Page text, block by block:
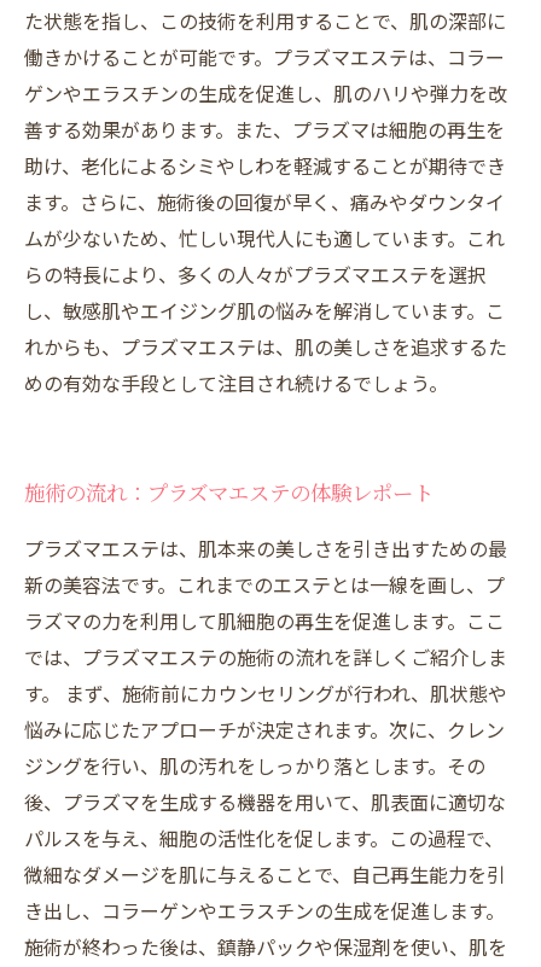
た状態を指し、この技術を利用することで、肌の深部に
働きかけることが可能です。プラズマエステは、コラー
ゲンやエラスチンの生成を促進し、肌のハリや弾力を改
善する効果があります。また、プラズマは細胞の再生を
助け、老化によるシミやしわを軽減することが期待でき
ます。さらに、施術後の回復が早く、痛みやダウンタイ
ムが少ないため、忙しい現代人にも適しています。これ
らの特長により、多くの人々がプラズマエステを選択
し、敏感肌やエイジング肌の悩みを解消しています。こ
れからも、プラズマエステは、肌の美しさを追求するた
めの有効な手段として注目され続けるでしょう。
施術の流れ：プラズマエステの体験レポート
プラズマエステは、肌本来の美しさを引き出すための最
新の美容法です。これまでのエステとは一線を画し、プ
ラズマの力を利用して肌細胞の再生を促進します。ここ
では、プラズマエステの施術の流れを詳しくご紹介しま
す。 まず、施術前にカウンセリングが行われ、肌状態や
悩みに応じたアプローチが決定されます。次に、クレン
ジングを行い、肌の汚れをしっかり落とします。その
後、プラズマを生成する機器を用いて、肌表面に適切な
パルスを与え、細胞の活性化を促します。この過程で、
微細なダメージを肌に与えることで、自己再生能力を引
き出し、コラーゲンやエラスチンの生成を促進します。
施術が終わった後は、鎮静パックや保湿剤を使い、肌を